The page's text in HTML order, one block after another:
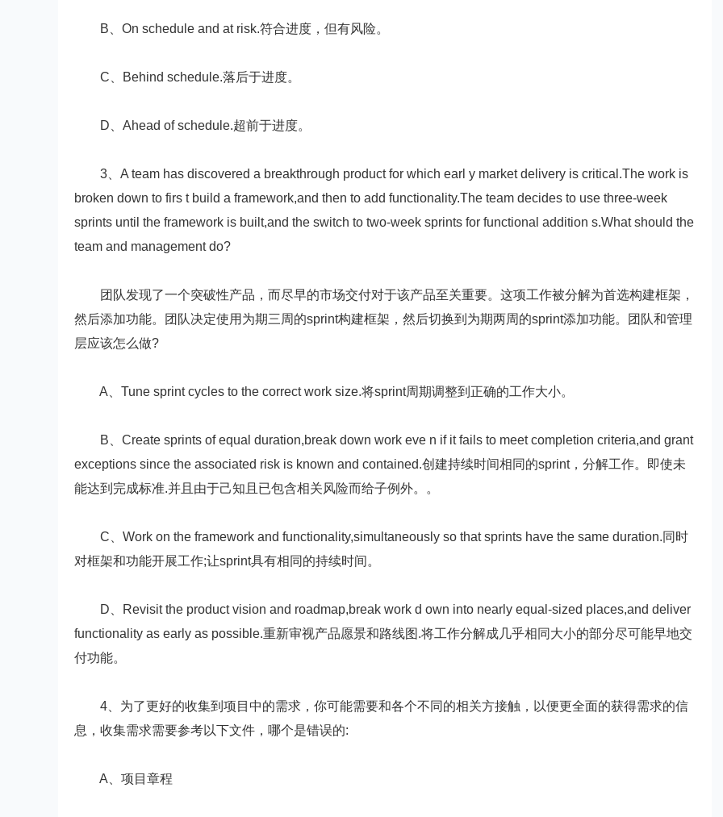
B、On schedule and at risk.符合进度，但有风险。
C、Behind schedule.落后于进度。
D、Ahead of schedule.超前于进度。
3、A team has discovered a breakthrough product for which earl y market delivery is critical.The work is
broken down to firs t build a framework,and then to add functionality.The team decides to use three-week
sprints until the framework is built,and the switch to two-week sprints for functional addition s.What should the
team and management do?
团队发现了一个突破性产品，而尽早的市场交付对于该产品至关重要。这项工作被分解为首选构建框架，
然后添加功能。团队决定使用为期三周的sprint构建框架，然后切换到为期两周的sprint添加功能。团队和管理
层应该怎么做?
A、Tune sprint cycles to the correct work size.将sprint周期调整到正确的工作大小。
B、Create sprints of equal duration,break down work eve n if it fails to meet completion criteria,and grant
exceptions since the associated risk is known and contained.创建持续时间相同的sprint，分解工作。即使未
能达到完成标准.并且由于己知且已包含相关风险而给子例外。。
C、Work on the framework and functionality,simultaneously so that sprints have the same duration.同时
对框架和功能开展工作;让sprint具有相同的持续时间。
D、Revisit the product vision and roadmap,break work d own into nearly equal-sized places,and deliver
functionality as early as possible.重新审视产品愿景和路线图.将工作分解成几乎相同大小的部分尽可能早地交
付功能。
4、为了更好的收集到项目中的需求，你可能需要和各个不同的相关方接触，以便更全面的获得需求的信
息，收集需求需要参考以下文件，哪个是错误的:
A、项目章程